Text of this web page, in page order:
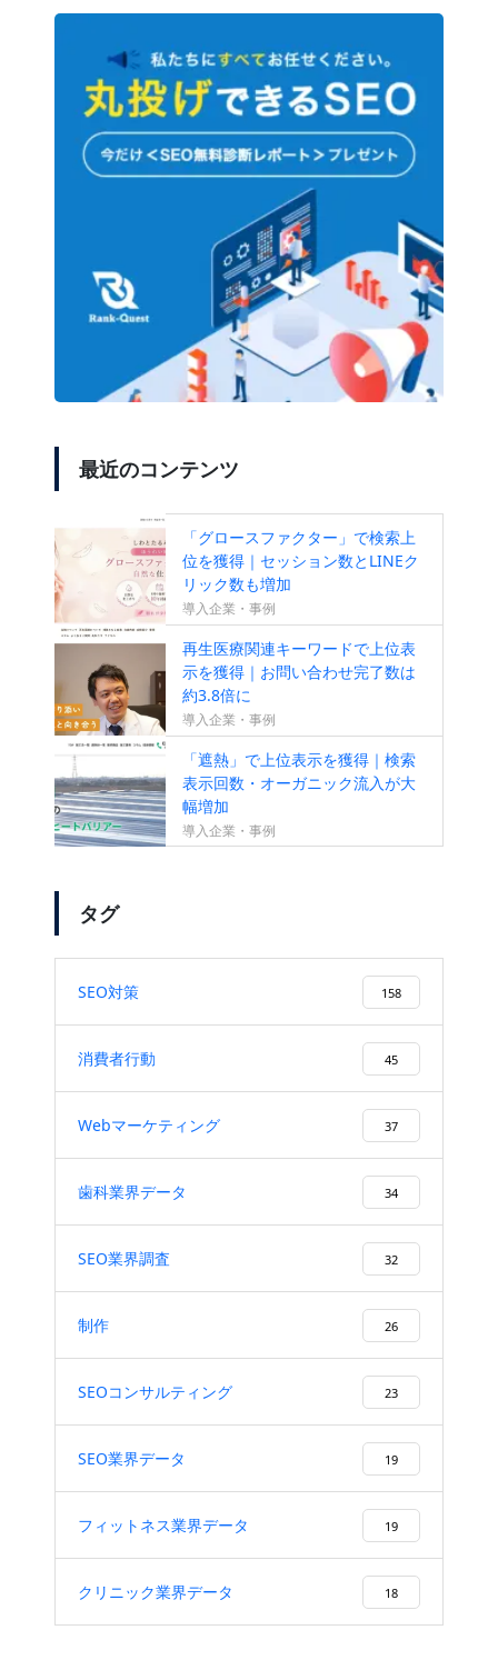
最近のコンテンツ
「グロースファクター」で検索上
位を獲得｜セッション数とLINEク
リック数も増加
導入企業・事例
再生医療関連キーワードで上位表
示を獲得｜お問い合わせ完了数は
約3.8倍に
導入企業・事例
「遮熱」で上位表示を獲得｜検索
表示回数・オーガニック流入が大
幅増加
導入企業・事例
タグ
SEO対策 158
消費者行動 45
Webマーケティング 37
歯科業界データ 34
SEO業界調査 32
制作 26
SEOコンサルティング 23
SEO業界データ 19
フィットネス業界データ 19
クリニック業界データ 18